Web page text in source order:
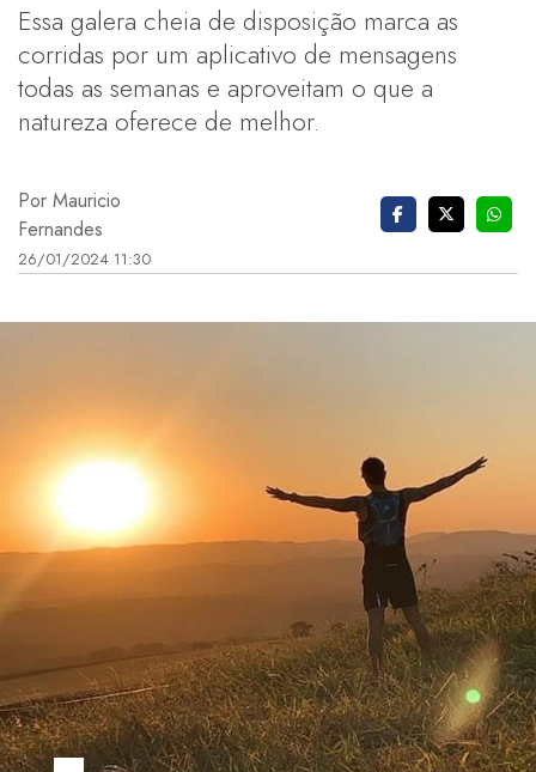
Essa galera cheia de disposição marca as
corridas por um aplicativo de mensagens
todas as semanas e aproveitam o que a
natureza oferece de melhor.
Por Mauricio
Fernandes
26/01/2024 11:30